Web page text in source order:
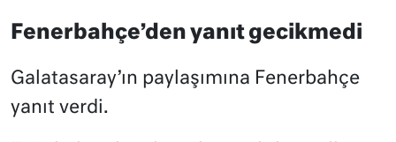
Fenerbahçe’den yanıt gecikmedi
Galatasaray’ın paylaşımına Fenerbahçe
yanıt verdi.